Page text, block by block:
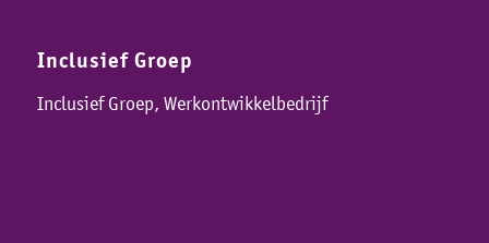
Inclusief Groep
Inclusief Groep, Werkontwikkelbedrijf